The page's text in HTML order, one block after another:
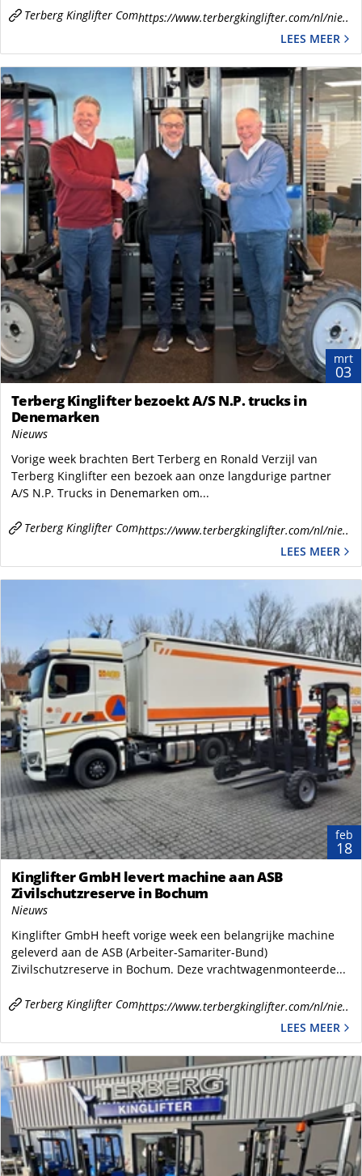
Terberg Kinglifter Comhttps://www.terbergkinglifter.com/nl/nie..
LEES MEER
mrt
03
Terberg Kinglifter bezoekt A/S N.P. trucks in
Denemarken
Nieuws
Vorige week brachten Bert Terberg en Ronald Verzijl van
Terberg Kinglifter een bezoek aan onze langdurige partner
A/S N.P. Trucks in Denemarken om...
Terberg Kinglifter Comhttps://www.terbergkinglifter.com/nl/nie..
LEES MEER
feb
18
Kinglifter GmbH levert machine aan ASB
Zivilschutzreserve in Bochum
Nieuws
Kinglifter GmbH heeft vorige week een belangrijke machine
geleverd aan de ASB (Arbeiter-Samariter-Bund)
Zivilschutzreserve in Bochum. Deze vrachtwagenmonteerde...
Terberg Kinglifter Comhttps://www.terbergkinglifter.com/nl/nie..
LEES MEER